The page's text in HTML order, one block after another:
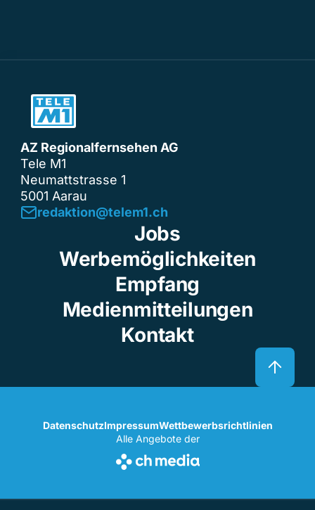
AZ Regionalfernsehen AG
Tele M1
Neumattstrasse 1
5001 Aarau
redaktion@telem1.ch
Jobs
Werbemöglichkeiten
Empfang
Medienmitteilungen
Kontakt
DatenschutzImpressumWettbewerbsrichtlinien
Alle Angebote der